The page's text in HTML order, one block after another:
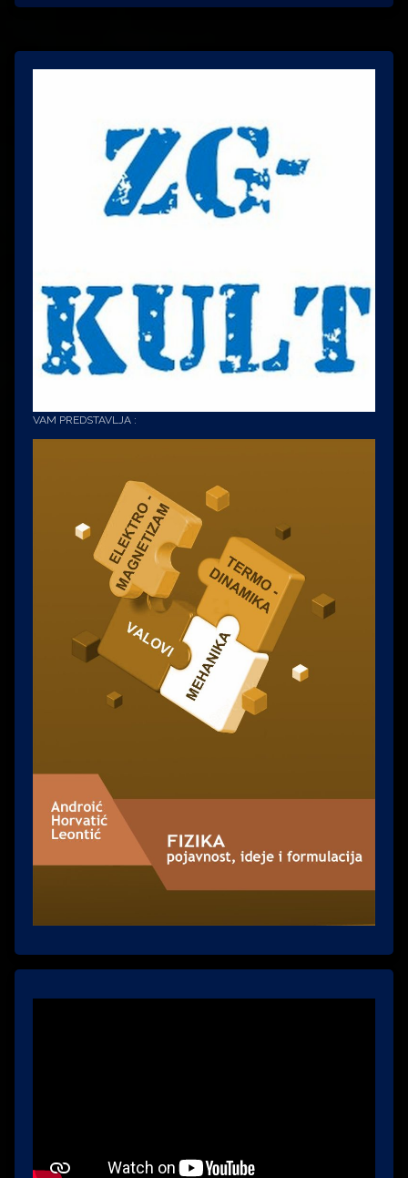
VAM PREDSTAVLJA :